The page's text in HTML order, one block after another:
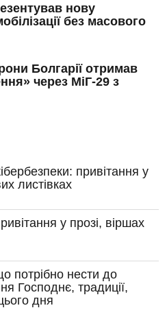
нову
без масового
Болгарії отримав
через МіГ-29 з
привітання у
листівках
у прозі, віршах
потрібно нести до
Господнє, традиції,
дня